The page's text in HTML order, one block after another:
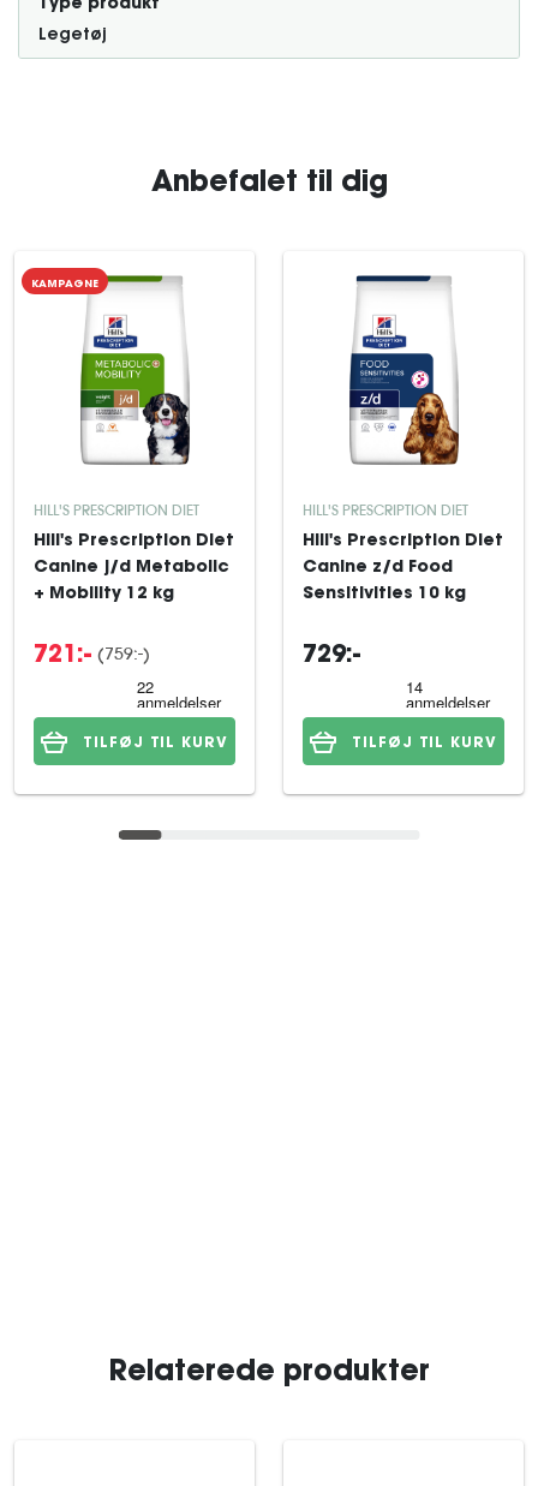
Type produkt
Legetøj
Anbefalet til dig
KAMPAGNE
HILL'S PRESCRIPTION DIET
Hill's Prescription Diet
Canine j/d Metabolic
+ Mobility 12 kg
721:- (759:-)
TILFØJ TIL KURV
HILL'S PRESCRIPTION DIET
Hill's Prescription Diet
Canine z/d Food
Sensitivities 10 kg
729:-
TILFØJ TIL KURV
Relaterede produkter